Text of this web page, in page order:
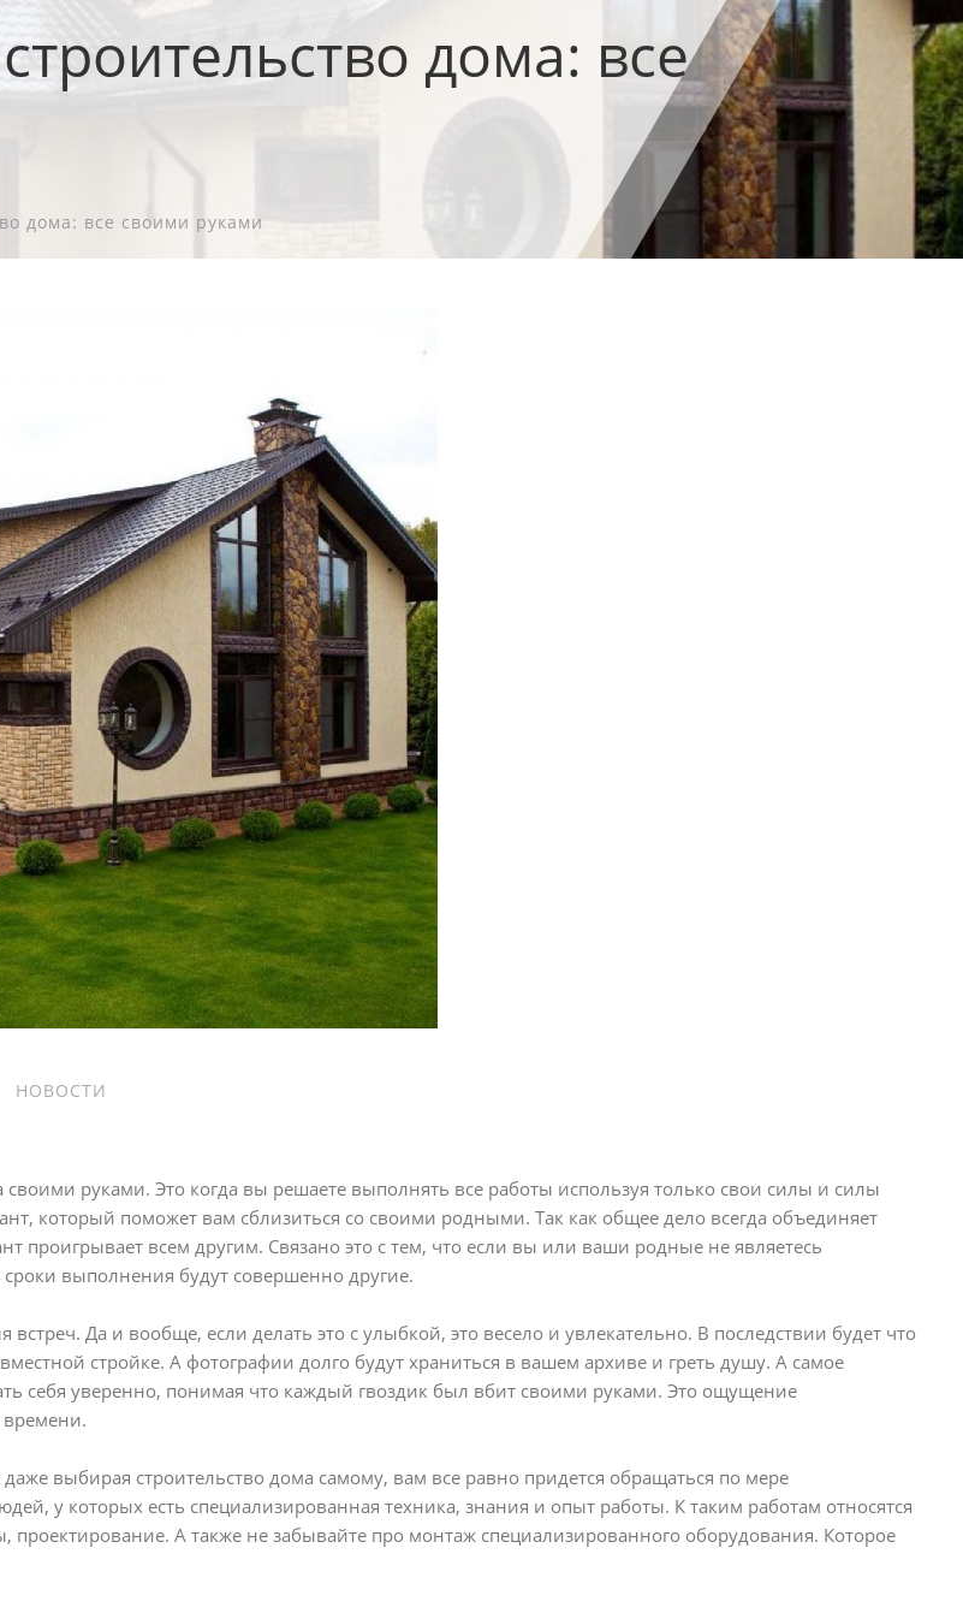
дома: все
дома: все своими руками
НОВОСТИ
руками. Это когда вы решаете выполнять все работы используя только свои силы и силы
который поможет вам сблизиться со своими родными. Так как общее дело всегда объединяет
проигрывает всем другим. Связано это с тем, что если вы или ваши родные не являетесь
выполнения будут совершенно другие.
встреч. Да и вообще, если делать это с улыбкой, это весело и увлекательно. В последствии будет что
стройке. А фотографии долго будут храниться в вашем архиве и греть душу. А самое
себя уверенно, понимая что каждый гвоздик был вбит своими руками. Это ощущение
времени.
выбирая строительство дома самому, вам все равно придется обращаться по мере
у которых есть специализированная техника, знания и опыт работы. К таким работам относятся
проектирование. А также не забывайте про монтаж специализированного оборудования. Которое